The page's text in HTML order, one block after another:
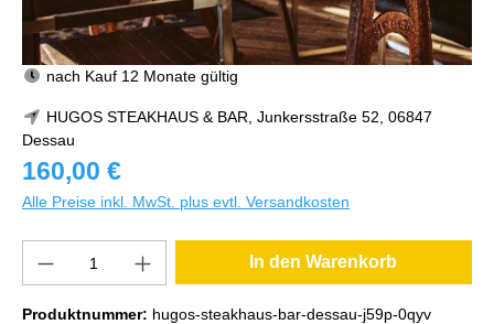
nach Kauf 12 Monate gültig
HUGOS STEAKHAUS & BAR, Junkersstraße 52, 06847
Dessau
160,00 €
Alle Preise inkl. MwSt. plus evtl. Versandkosten
In den Warenkorb
Produktnummer: hugos-steakhaus-bar-dessau-j59p-0qyv